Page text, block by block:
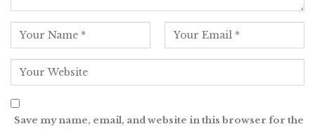
Save my name, email, and website in this browser for the